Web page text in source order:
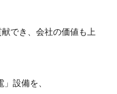
でき、会社の価値も上
設備を、